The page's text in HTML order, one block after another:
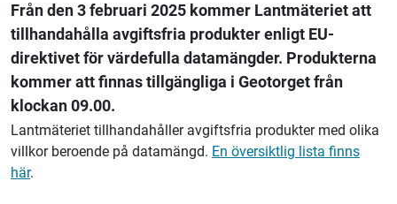
Från den 3 februari 2025 kommer Lantmäteriet att
tillhandahålla avgiftsfria produkter enligt EU-
direktivet för värdefulla datamängder. Produkterna
kommer att finnas tillgängliga i Geotorget från
klockan 09.00.
Lantmäteriet tillhandahåller avgiftsfria produkter med olika
villkor beroende på datamängd. En översiktlig lista finns
här.